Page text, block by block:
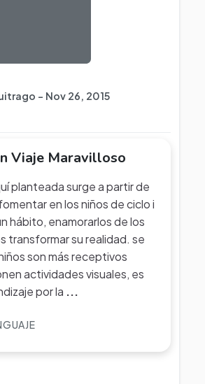
- Nov 26, 2015
Viaje Maravilloso
planteada surge a partir de
en los niños de ciclo i
hábito, enamorarlos de los
transformar su realidad. se
son más receptivos
actividades visuales, es
por la ...